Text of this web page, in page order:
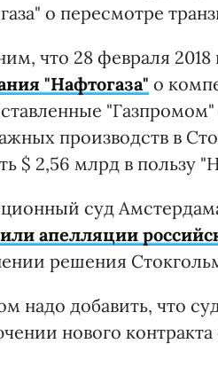
о пересмотре
что 28 февраля 2018
"Нафтогаза" о
"Газпромом"
производств в
$ 2,56 млрд в пользу
суд
апелляции
решения
надо добавить, что
нового